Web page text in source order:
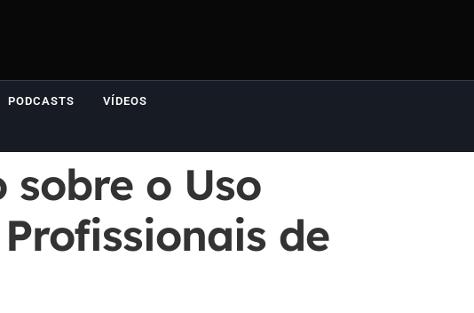
PODCASTS VÍDEOS
sobre o Uso
de